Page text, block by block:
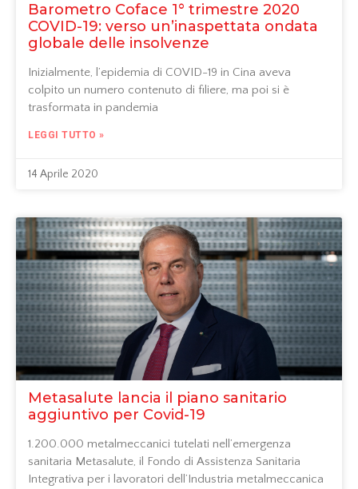
Barometro Coface 1° trimestre 2020
COVID-19: verso un’inaspettata ondata
globale delle insolvenze
Inizialmente, l’epidemia di COVID-19 in Cina aveva
colpito un numero contenuto di filiere, ma poi si è
trasformata in pandemia
LEGGI TUTTO »
14 Aprile 2020
Metasalute lancia il piano sanitario
aggiuntivo per Covid-19
1.200.000 metalmeccanici tutelati nell’emergenza
sanitaria Metasalute, il Fondo di Assistenza Sanitaria
Integrativa per i lavoratori dell’Industria metalmeccanica